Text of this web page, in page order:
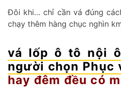
Đôi khi… chỉ cần vá đúng
chạy thêm hàng chục nghìn
vá lốp ô tô nội
người chọn Phục
hay đêm đều có